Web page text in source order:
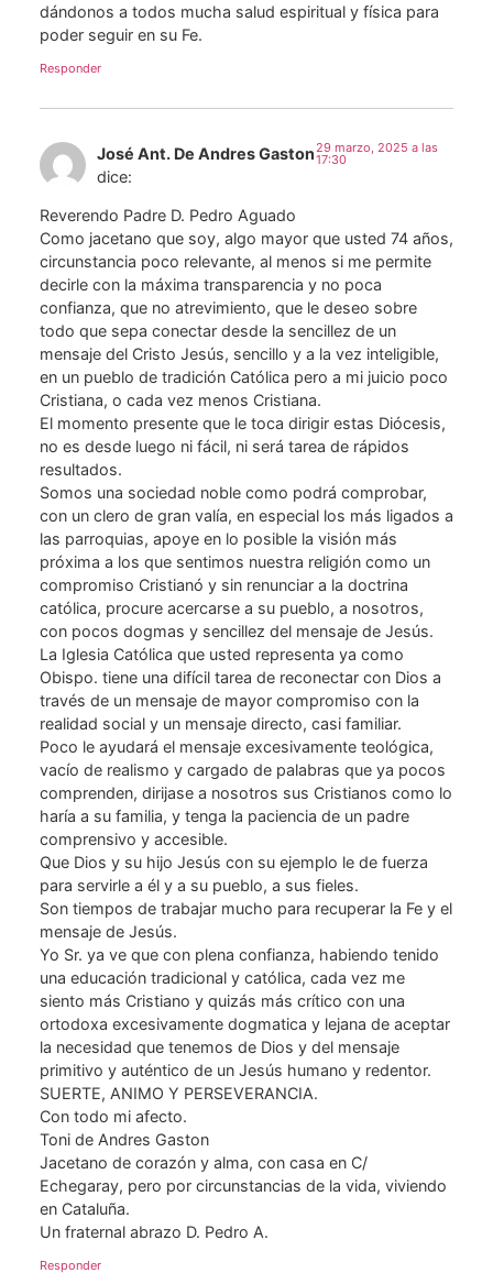
dándonos a todos mucha salud espiritual y física para
poder seguir en su Fe.
Responder
José Ant. De Andres Gaston
dice:
29 marzo, 2025 a las
17:30
Reverendo Padre D. Pedro Aguado
Como jacetano que soy, algo mayor que usted 74 años,
circunstancia poco relevante, al menos si me permite
decirle con la máxima transparencia y no poca
confianza, que no atrevimiento, que le deseo sobre
todo que sepa conectar desde la sencillez de un
mensaje del Cristo Jesús, sencillo y a la vez inteligible,
en un pueblo de tradición Católica pero a mi juicio poco
Cristiana, o cada vez menos Cristiana.
El momento presente que le toca dirigir estas Diócesis,
no es desde luego ni fácil, ni será tarea de rápidos
resultados.
Somos una sociedad noble como podrá comprobar,
con un clero de gran valía, en especial los más ligados a
las parroquias, apoye en lo posible la visión más
próxima a los que sentimos nuestra religión como un
compromiso Cristianó y sin renunciar a la doctrina
católica, procure acercarse a su pueblo, a nosotros,
con pocos dogmas y sencillez del mensaje de Jesús.
La Iglesia Católica que usted representa ya como
Obispo. tiene una difícil tarea de reconectar con Dios a
través de un mensaje de mayor compromiso con la
realidad social y un mensaje directo, casi familiar.
Poco le ayudará el mensaje excesivamente teológica,
vacío de realismo y cargado de palabras que ya pocos
comprenden, dirijase a nosotros sus Cristianos como lo
haría a su familia, y tenga la paciencia de un padre
comprensivo y accesible.
Que Dios y su hijo Jesús con su ejemplo le de fuerza
para servirle a él y a su pueblo, a sus fieles.
Son tiempos de trabajar mucho para recuperar la Fe y el
mensaje de Jesús.
Yo Sr. ya ve que con plena confianza, habiendo tenido
una educación tradicional y católica, cada vez me
siento más Cristiano y quizás más crítico con una
ortodoxa excesivamente dogmatica y lejana de aceptar
la necesidad que tenemos de Dios y del mensaje
primitivo y auténtico de un Jesús humano y redentor.
SUERTE, ANIMO Y PERSEVERANCIA.
Con todo mi afecto.
Toni de Andres Gaston
Jacetano de corazón y alma, con casa en C/
Echegaray, pero por circunstancias de la vida, viviendo
en Cataluña.
Un fraternal abrazo D. Pedro A.
Responder